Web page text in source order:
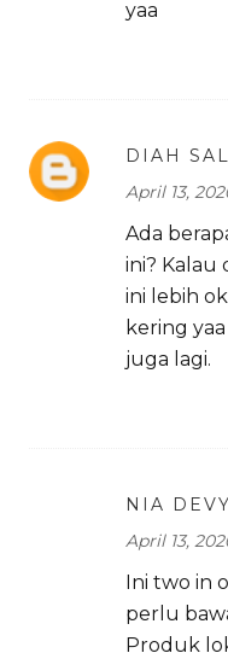
yaa
DIAH
April 13,
Ada
ini? Kalau
ini lebih
kering
juga lagi.
NIA DEVY
April 13,
Ini two in
perlu
Produk